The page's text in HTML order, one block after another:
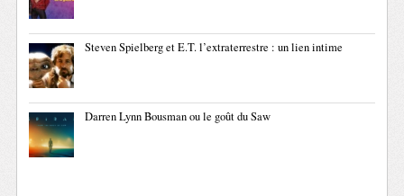
Steven Spielberg et E.T. l’extraterrestre : un lien intime
Darren Lynn Bousman ou le goût du Saw